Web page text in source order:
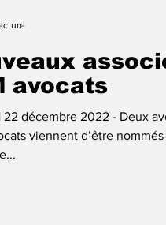
avocats
22 décembre 2022 - Deux
viennent d’être